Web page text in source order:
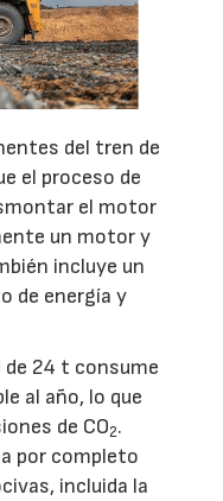
del tren de
el proceso de
el motor
un motor y
incluye un
de energía y
de 24 t consume
al año, lo que
de CO2.
por completo
incluida la